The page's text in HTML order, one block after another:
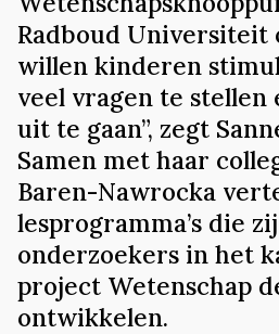
Radboud Universiteit
willen kinderen
veel vragen te stellen
uit te gaan”, zegt
Samen met haar
Baren-Nawrocka
lesprogramma’s die
onderzoekers in het
project Wetenschap
ontwikkelen.